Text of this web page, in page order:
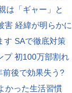
は「ギャー」と
害 経緯が明らかに
す SAで徹底対策
プ 初100万部割れ
前後で効果失う?
かった生活習慣